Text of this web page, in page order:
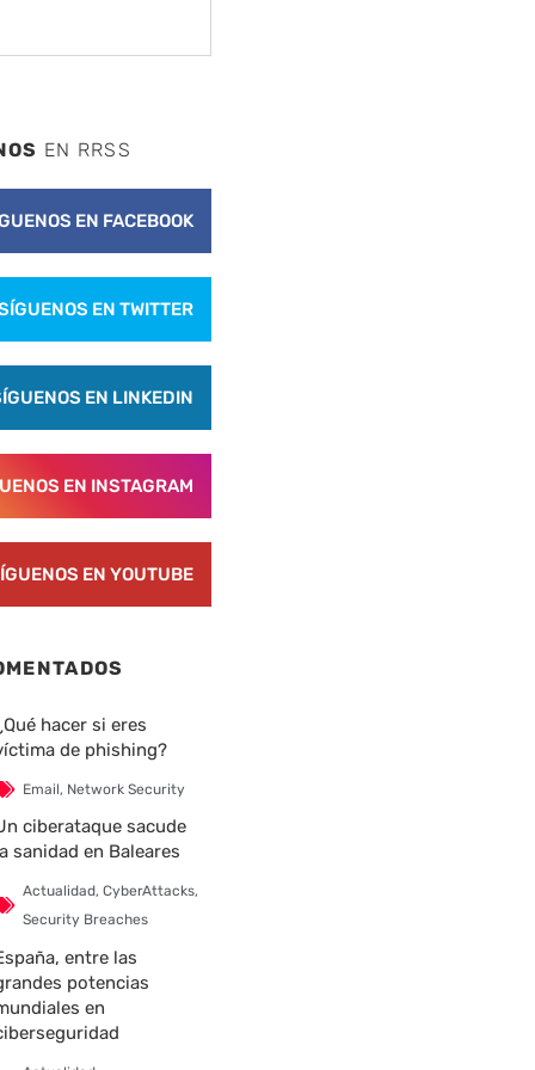
EN RRSS
EN FACEBOOK
EN TWITTER
EN LINKEDIN
EN INSTAGRAM
EN YOUTUBE
hacer si eres
de phishing?
Email, Network Security
ciberataque sacude
sanidad en Baleares
Actualidad, CyberAttacks,
Security Breaches
entre las
potencias
en